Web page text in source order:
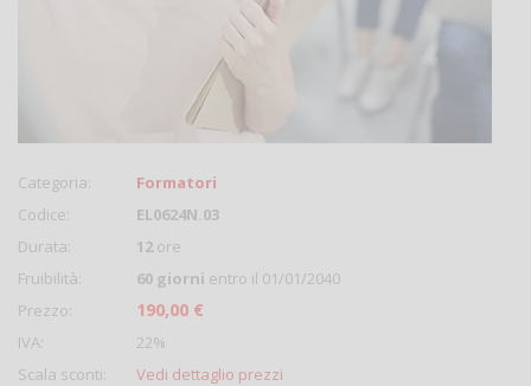
Categoria:
Formatori
Codice:
EL0624N.03
Durata:
12ore
Fruibilità:
60 giorni entro il 01/01/2040
Prezzo:
190,00 €
IVA:
22%
Scala sconti:
Vedi dettaglio prezzi